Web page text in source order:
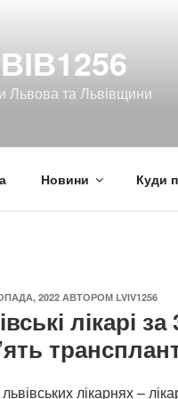
Львова та Львівщини
Новини Куди
2022 АВТОРОМ LVIV1256
лікарі
лікарнях –